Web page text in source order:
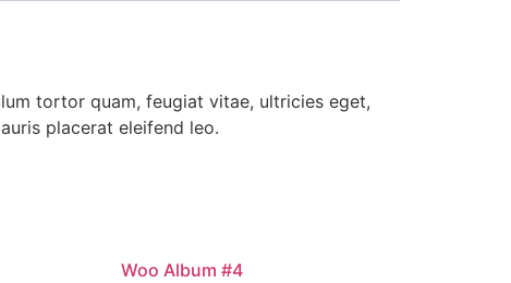
tortor quam, feugiat vitae, ultricies eget,
placerat eleifend leo.
Woo Album #4